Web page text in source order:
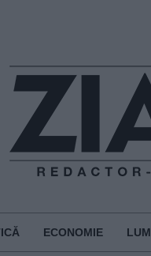
ECONOMIE